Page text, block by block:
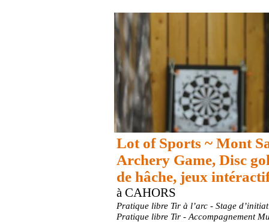
Lot of Sports ~ Mont
Archery Game, Disc
de hâche, jeux
à CAHORS
Pratique libre Tir à l’arc - Stage
Pratique libre Tir - Accompagnement